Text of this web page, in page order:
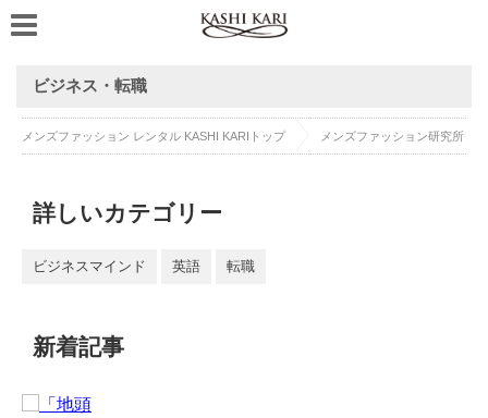
ビジネス・転職
メンズファッション レンタル KASHI KARIトップ メンズファッション研究所
詳しいカテゴリー
ビジネスマインド 英語 転職
新着記事